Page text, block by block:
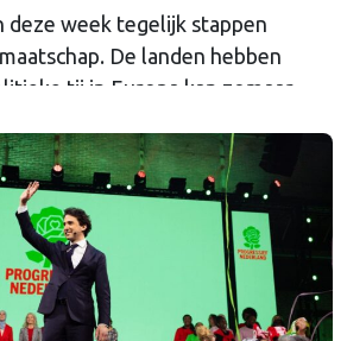
deze week tegelijk stappen
De landen hebben
tij in Europa kan zomaar